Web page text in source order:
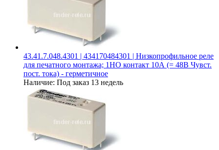
43.41.7.048.4301 | 434170484301 | Низкопрофильное реле
для печатного монтажа; 1НО контакт 10А (= 48В Чувст.
пост. тока) - герметичное
Наличие: Под заказ 13 недель